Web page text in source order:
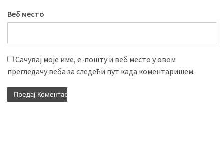
Веб место
Сачувај моје име, е-пошту и веб место у овом
прегледачу веба за следећи пут када коментаришем.